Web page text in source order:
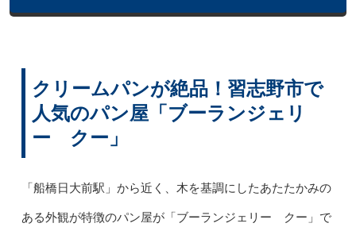
クリームパンが絶品！習志野市で
人気のパン屋「ブーランジェリ
ー クー」
「船橋日大前駅」から近く、木を基調にしたあたたかみの
ある外観が特徴のパン屋が「ブーランジェリー クー」で